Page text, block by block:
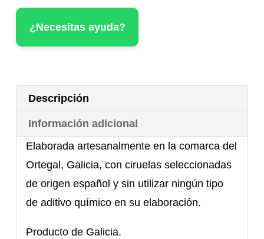
Azúcar
Amieiro
cantidad
¿Necesitas ayuda?
Descripción
Información adicional
Elaborada artesanalmente en la comarca del
Ortegal, Galicia, con ciruelas seleccionadas
de origen español y sin utilizar ningún tipo
de aditivo químico en su elaboración.
Producto de Galicia.